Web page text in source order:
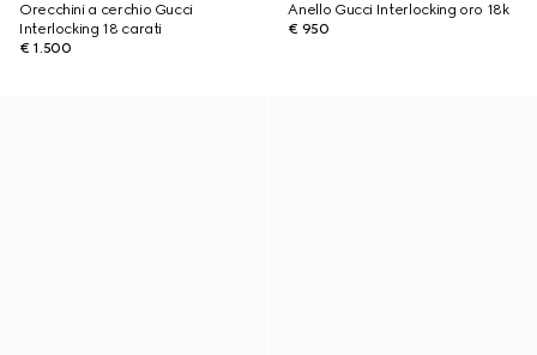
Orecchini a cerchio Gucci
Interlocking 18 carati
€ 1.500
Anello Gucci Interlocking oro 18k
€ 950